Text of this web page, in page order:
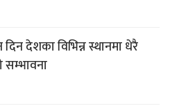
देशका विभिन्न स्थानमा धेरै
सम्भावना